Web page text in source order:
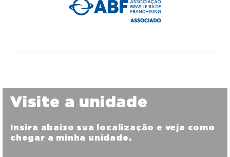
Visite a unidade
Insira abaixo sua localização e veja como
chegar a minha unidade.